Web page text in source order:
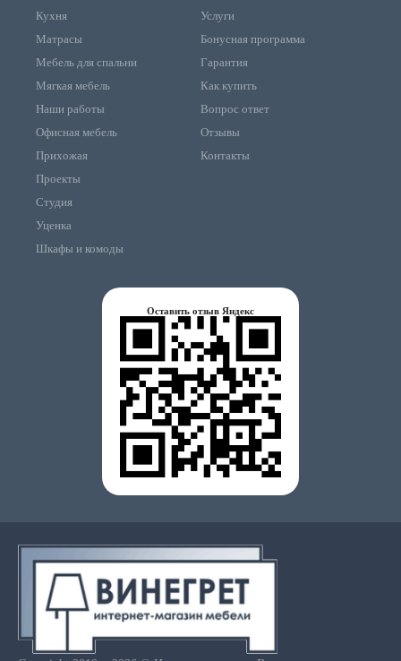
Кухня
Матрасы
Мебель для спальни
Мягкая мебель
Наши работы
Офисная мебель
Прихожая
Проекты
Студия
Уценка
Шкафы и комоды
Услуги
Бонусная программа
Гарантия
Как купить
Вопрос ответ
Отзывы
Контакты
Оставить отзыв Яндекс